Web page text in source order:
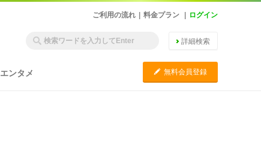
ご利用の流れ 料金プラン ログイン
詳細検索
エンタメ C 無料会員登録